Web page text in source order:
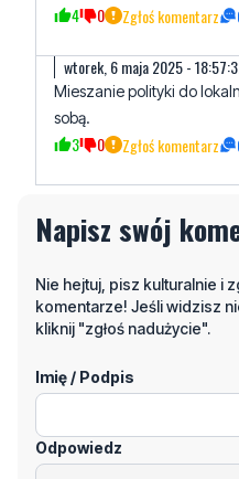
Mieszanie polityki do
3 0 Zgłoś komentarz
Napisz swój
komentarze! Jeśli widzisz
kliknij "zgłoś nadużycie".
Imię / Podpis
Odpowiedz
Wiadomość